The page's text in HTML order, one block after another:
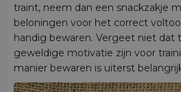
traint, neem dan een snackzakje
beloningen voor het correct
handig bewaren. Vergeet niet dat
geweldige motivatie zijn voor
manier bewaren is uiterst